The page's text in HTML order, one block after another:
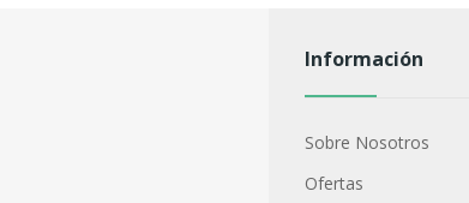
Información
Sobre Nosotros
Ofertas